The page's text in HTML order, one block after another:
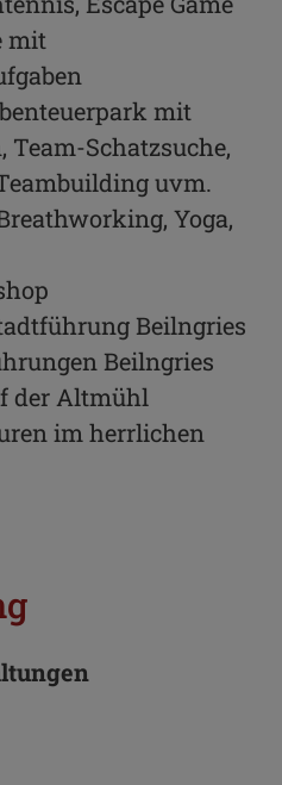
mit
mit
Team-Schatzsuche,
uvm.
Yoga,
Beilngries
Beilngries
der Altmühl
im herrlichen